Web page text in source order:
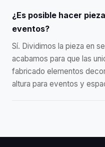
¿Es posible hacer
eventos?
Sí. Dividimos la pieza en
acabamos para que las
fabricado elementos
altura para eventos y